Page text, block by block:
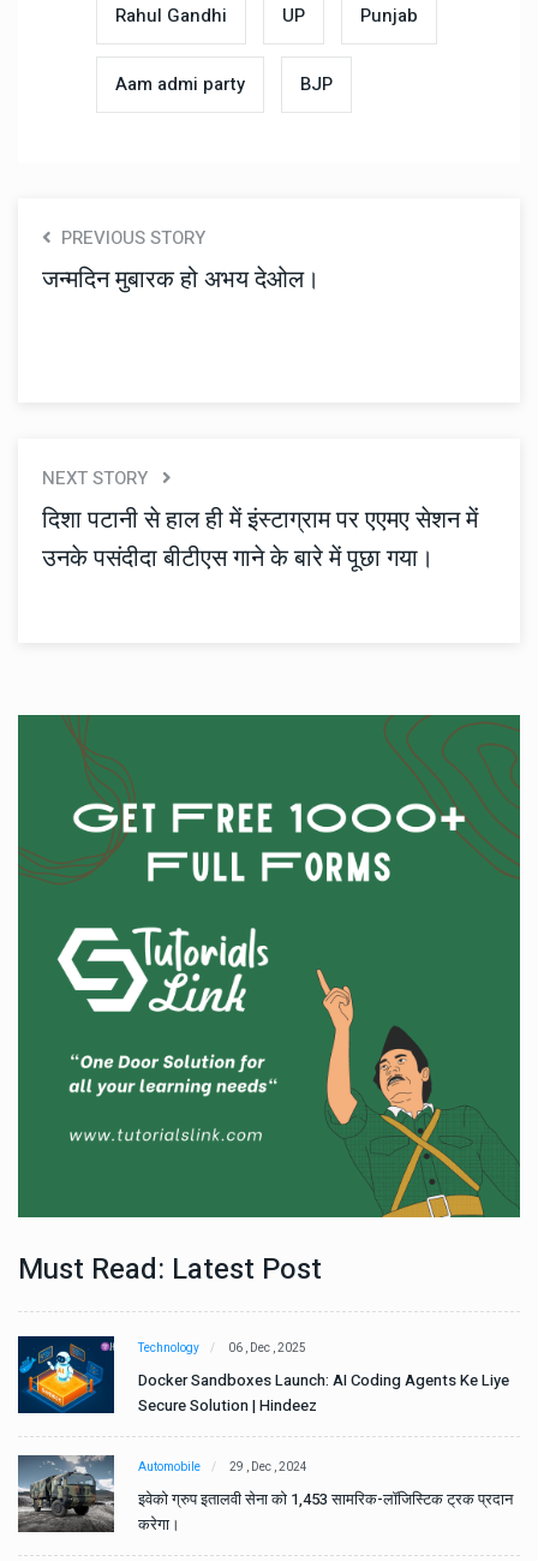
Rahul Gandhi UP Punjab
Aam admi party BJP
PREVIOUS STORY
जन्मदिन मुबारक हो अभय देओल।
NEXT STORY
दिशा पटानी से हाल ही में इंस्टाग्राम पर एएमए सेशन में
उनके पसंदीदा बीटीएस गाने के बारे में पूछा गया।
Must Read: Latest Post
Technology 06 , Dec , 2025
Docker Sandboxes Launch: AI Coding Agents Ke Liye
Secure Solution | Hindeez
Automobile 29 , Dec , 2024
इवेको ग्रुप इतालवी सेना को 1,453 सामरिक-लॉजिस्टिक ट्रक प्रदान
करेगा।